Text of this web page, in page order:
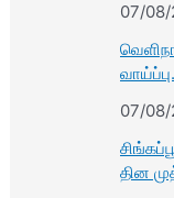
07/
07/
தின